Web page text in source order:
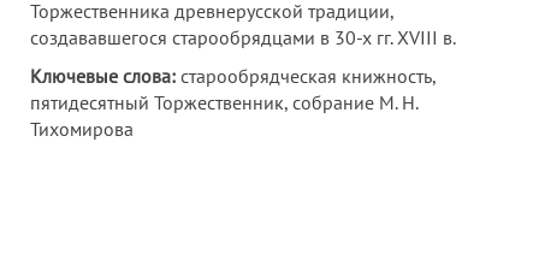
Торжественника древнерусской традиции,
создававшегося старообрядцами в 30-х гг. XVIII в.
Ключевые слова: старообрядческая книжность,
пятидесятный Торжественник, собрание М. Н.
Тихомирова